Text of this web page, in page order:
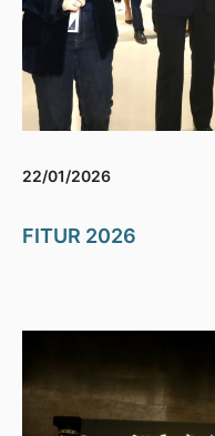
22/01/2026
FITUR 2026